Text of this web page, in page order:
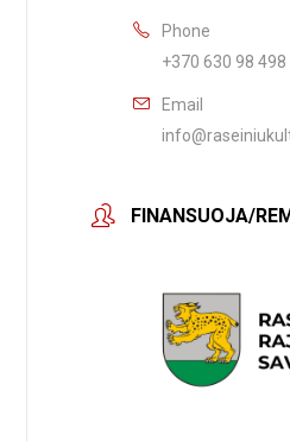
Phone
+370 630 98 498
Email
FINANSUOJA/